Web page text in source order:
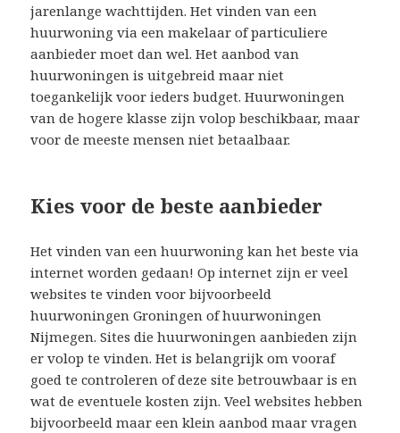
jarenlange wachttijden. Het vinden van een
huurwoning via een makelaar of particuliere
aanbieder moet dan wel. Het aanbod van
huurwoningen is uitgebreid maar niet
toegankelijk voor ieders budget. Huurwoningen
van de hogere klasse zijn volop beschikbaar, maar
voor de meeste mensen niet betaalbaar.
Kies voor de beste aanbieder
Het vinden van een huurwoning kan het beste via
internet worden gedaan! Op internet zijn er veel
websites te vinden voor bijvoorbeeld
huurwoningen Groningen of huurwoningen
Nijmegen. Sites die huurwoningen aanbieden zijn
er volop te vinden. Het is belangrijk om vooraf
goed te controleren of deze site betrouwbaar is en
wat de eventuele kosten zijn. Veel websites hebben
bijvoorbeeld maar een klein aanbod maar vragen